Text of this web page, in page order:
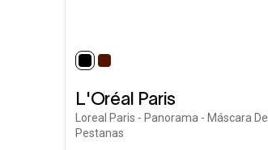
selected
L'Oréal Paris
Loreal Paris - Panorama - Máscara De
Pestanas